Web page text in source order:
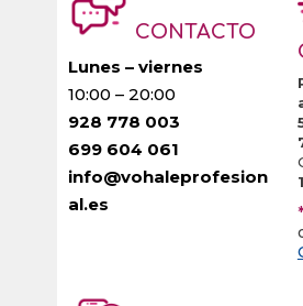
CONTACTO
Lunes – viernes
10:00 – 20:00
928 778 003
699 604 061
info@vohaleprofesion
al.es
*